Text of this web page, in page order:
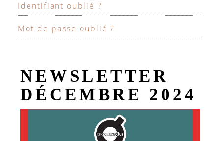
Identifiant oublié ?
Mot de passe oublié ?
NEWSLETTER
DÉCEMBRE 2024